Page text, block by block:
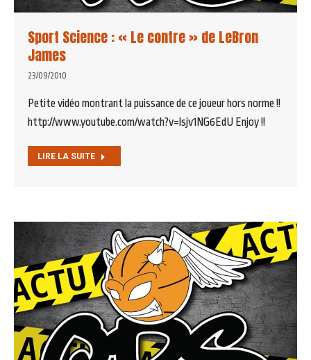
Sport Science : « Le contre » de LeBron
James
23/09/2010
Petite vidéo montrant la puissance de ce joueur hors norme !!
http://www.youtube.com/watch?v=lsjv1NG6EdU Enjoy !!
LIRE LA SUITE